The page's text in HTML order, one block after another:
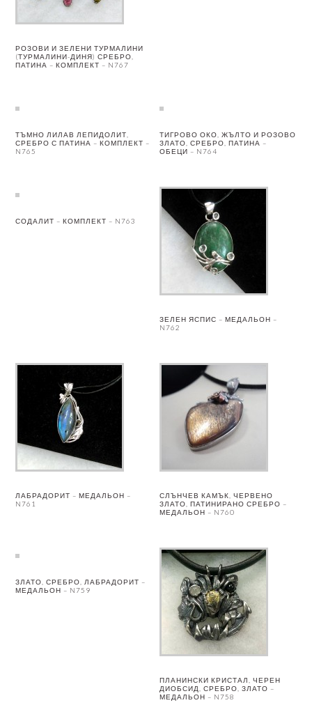
РОЗОВИ И ЗЕЛЕНИ ТУРМАЛИНИ
(ТУРМАЛИНИ-ДИНЯ) СРЕБРО,
ПАТИНА – КОМПЛЕКТ – N767
ТЪМНО ЛИЛАВ ЛЕПИДОЛИТ,
СРЕБРО С ПАТИНА – КОМПЛЕКТ –
N765
ТИГРОВО ОКО, ЖЪЛТО И РОЗОВО
ЗЛАТО, СРЕБРО, ПАТИНА –
ОБЕЦИ – N764
СОДАЛИТ – КОМПЛЕКТ – N763
ЗЕЛЕН ЯСПИС – МЕДАЛЬОН –
N762
ЛАБРАДОРИТ – МЕДАЛЬОН –
N761
СЛЪНЧЕВ КАМЪК, ЧЕРВЕНО
ЗЛАТО, ПАТИНИРАНО СРЕБРО –
МЕДАЛЬОН – N760
ЗЛАТО, СРЕБРО, ЛАБРАДОРИТ –
МЕДАЛЬОН – N759
ПЛАНИНСКИ КРИСТАЛ, ЧЕРЕН
ДИОБСИД, СРЕБРО, ЗЛАТО –
МЕДАЛЬОН – N758